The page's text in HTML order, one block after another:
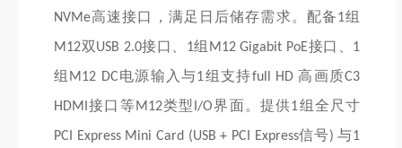
NVMe高速接口，满足日后储存需求。配备1组
M12双USB 2.0接口、 1组 M12 Gigabit PoE接口、 1
组 M12 DC电源输入与1组支持full HD 高画质C3
HDMI 接口等M12类型 I/O界面。提供1组全尺寸
PCI Express Mini Card (USB + PCI Express信号)与1